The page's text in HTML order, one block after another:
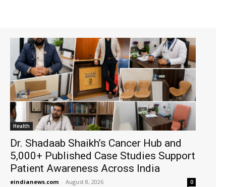
Health
Dr. Shadaab Shaikh’s Cancer Hub and
5,000+ Published Case Studies Support
Patient Awareness Across India
eindianews.com - August 8, 2026 0